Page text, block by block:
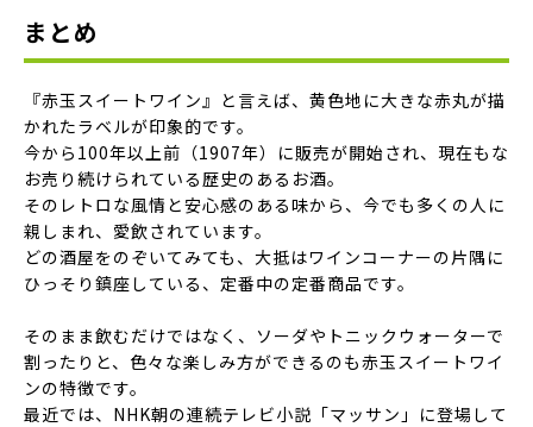
まとめ
『赤玉スイートワイン』 と言えば、 黄色地に大きな赤丸が描
かれたラベルが印象的です。
今から100年以上前（1907年）に販売が開始され、現在もな
お売り続けられている歴史のあるお酒。
そのレトロな風情と安心感のある味から、今でも多くの人に
親しまれ、愛飲されています。
どの酒屋をのぞいてみても、大抵はワインコーナーの片隅に
ひっそり鎮座している、 定番中の定番商品です。
そのまま飲むだけではなく、 ソーダやトニックウォーターで
割ったり と、色々な楽しみ方ができるのも赤玉スイートワイ
ンの特徴です。
最近では、NHK朝の連続テレビ小説 「マッサン」 に登場して